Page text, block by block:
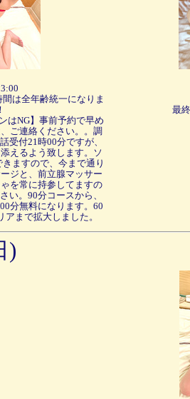
間は全年齢統一になりま
はNG】事前予約で早め
ご連絡ください。。調
受付21時00分ですが、
えるよう致します。ソ
ますので、今まで通り
ジと、前立腺マッサー
を常に持参してますの
い。90分コースから、
分無料になります。60
まで拡大しました。
最
)